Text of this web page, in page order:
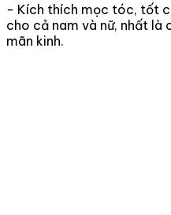
- Kích thích mọc tóc, tốt
cho cả nam và nữ, nhất là
mãn kinh.